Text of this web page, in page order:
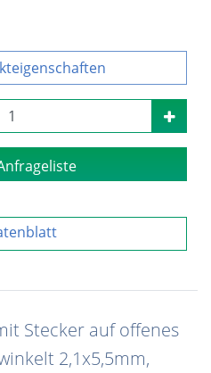
Stecker auf offenes
2,1x5,5mm,